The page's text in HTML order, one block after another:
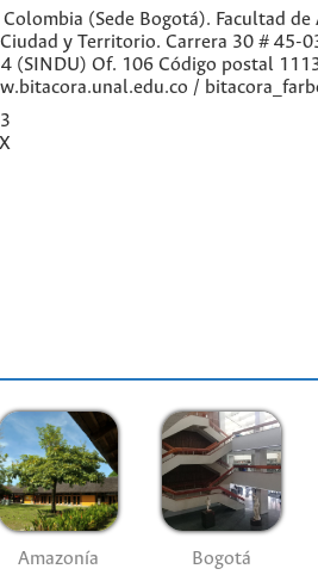
(Sede Bogotá). Facultad
y Territorio. Carrera 30 # 45-
(SINDU) Of. 106 Código postal
/
Amazonía Bogotá